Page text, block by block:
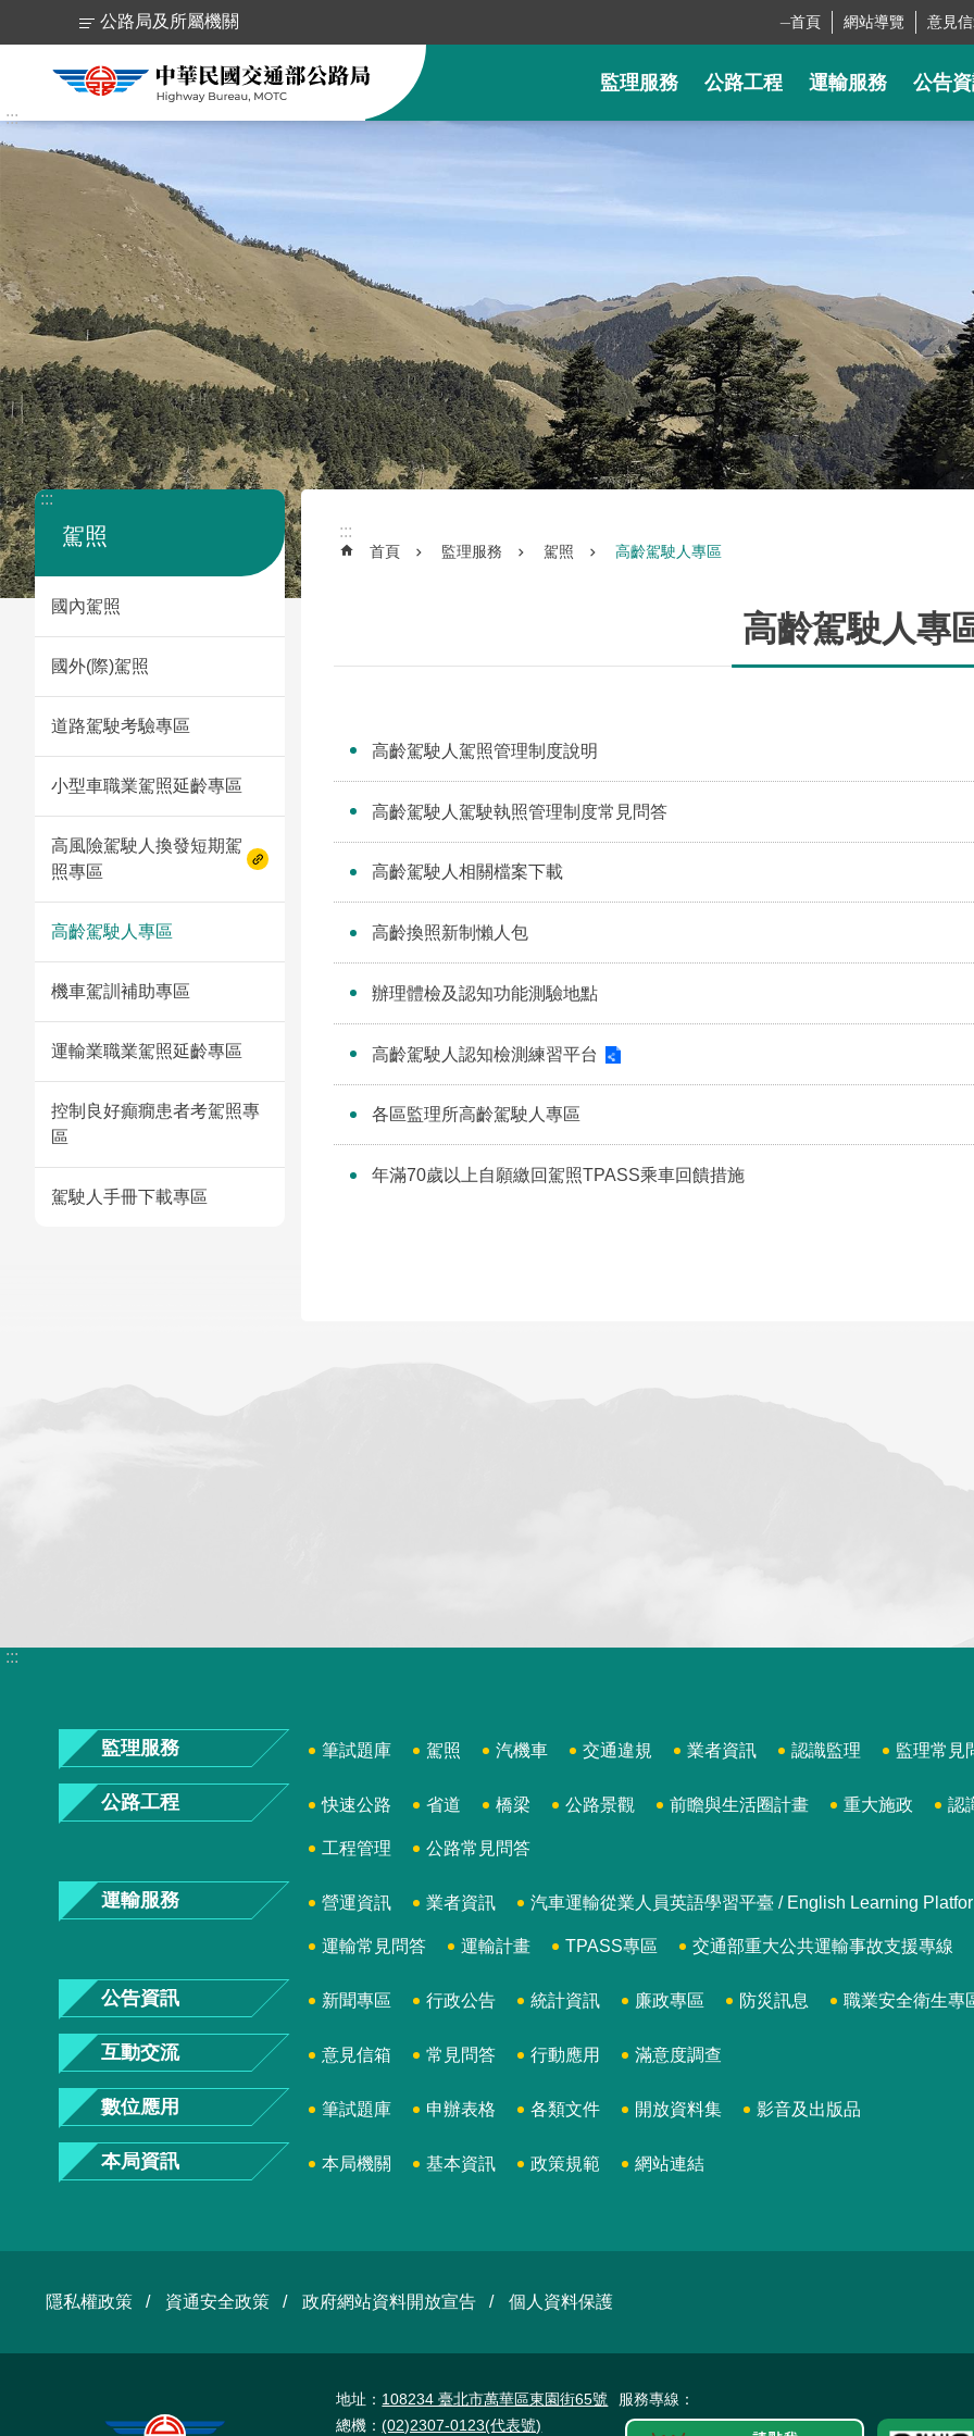
跳到主要內容區塊
跳
到
內
容
區
塊
:::
公路局及所屬機關 首頁 網站導覽 意見
監理服務 公路工程 運輸服務 公告
:::
駕照
國內駕照
國外(際)駕照
道路駕駛考驗專區
小型車職業駕照延齡專區
高風險駕駛人換發短期駕
照專區
高齡駕駛人專區
機車駕訓補助專區
運輸業職業駕照延齡專區
控制良好癲癇患者考駕照專
區
駕駛人手冊下載專區
:::
首頁 監理服務 駕照 高齡駕駛人專區
高齡駕駛人專
高齡駕駛人駕照管理制度說明
高齡駕駛人駕駛執照管理制度常見問答
高齡駕駛人相關檔案下載
高齡換照新制懶人包
辦理體檢及認知功能測驗地點
高齡駕駛人認知檢測練習平台
各區監理所高齡駕駛人專區
年滿70歲以上自願繳回駕照TPASS乘車回饋措施
:::
監理服務 筆試題庫 駕照 汽機車 交通違規 業者資訊 認識監理 監理常見
公路工程 快速公路 省道 橋梁 公路景觀 前瞻與生活圈計畫 重大施政 認
工程管理 公路常見問答
運輸服務 營運資訊 業者資訊 汽車運輸從業人員英語學習平臺 / English Learning
運輸常見問答 運輸計畫 TPASS專區 交通部重大公共運輸事故支援專線
公告資訊 新聞專區 行政公告 統計資訊 廉政專區 防災訊息 職業安全衛生專
互動交流 意見信箱 常見問答 行動應用 滿意度調查
數位應用 筆試題庫 申辦表格 各類文件 開放資料集 影音及出版品
本局資訊 本局機關 基本資訊 政策規範 網站連結
隱私權政策 資通安全政策 政府網站資料開放宣告 個人資料保護
地址： 108234 臺北市萬華區東園街65號
總機：(02)2307-0123(代表號)
服務專線：